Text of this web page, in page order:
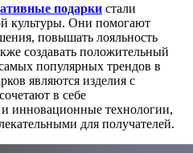
подарки стали
культуры. Они помогают
повышать лояльность
создавать положительный
популярных трендов в
являются изделия с
в себе
инновационные технологии,
для получателей.